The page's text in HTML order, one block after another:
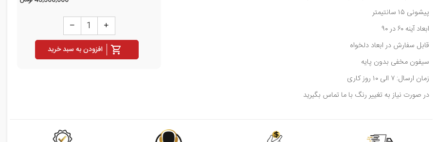
پیشونی ۱۵ سانتیمتر
ابعاد آینه ۶۰ در ۹۰
قابل سفارش در ابعاد دلخواه
سیفون مخفی بدون پایه
زمان ارسال: ۷ الی ۱۰ روز کاری
در صورت نیاز به تغییر رنگ با ما تماس بگیرید
افزودن به سبد خرید